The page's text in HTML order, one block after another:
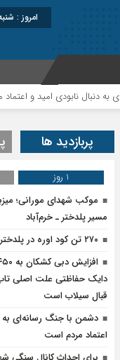
امروز : شنبه, ۱۷ مرداد ,
نابودی امید و اعتماد مردم
پربازدید ها
1 روز
موکب شهدای مورانی؛
مسیر پلدختر ـ خرم‌آباد
۲۷۰ تن کود اوره در پلدختر ذخیره‌سازی شد
دایک حفاظتی علت اصلی
قبال سیلاب است
دشمن با جنگ رسانه‌ای به
اعتماد مردم است